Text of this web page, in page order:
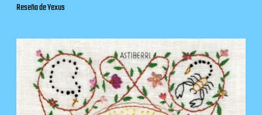
Reseña de Yexus